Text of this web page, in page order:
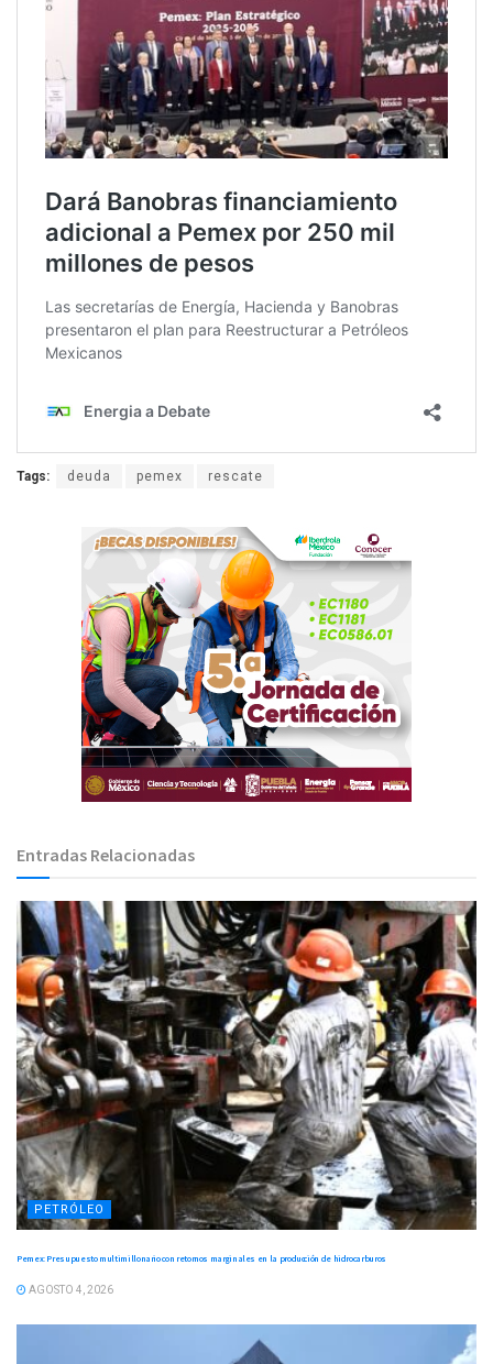
Tags: deuda pemex rescate
Entradas Relacionadas
PETRÓLEO
Pemex: Presupuesto multimillonario con retornos marginales en la producción de hidrocarburos
AGOSTO 4, 2026